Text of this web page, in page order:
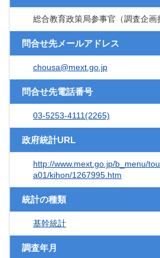
総合教育政策局参事官（調査企画
問合せ先メールアドレス
chousa@mext.go.jp
問合せ先電話番号
03-5253-4111(2265)
政府統計URL
http://www.mext.go.jp/b_menu/
a01/kihon/1267995.htm
統計の種類
基幹統計
調査年月